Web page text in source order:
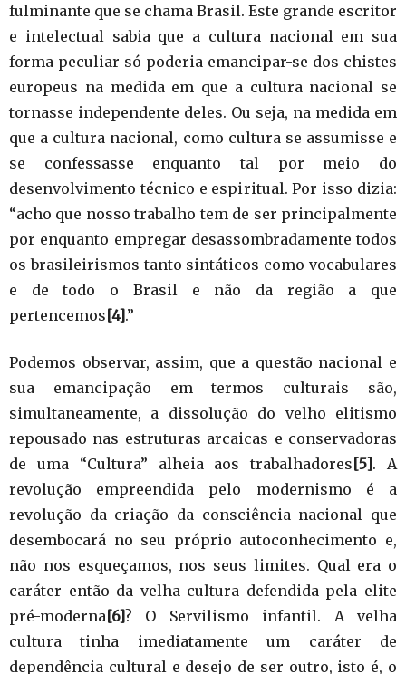
fulminante que se chama Brasil. Este grande escritor
e intelectual sabia que a cultura nacional em sua
forma peculiar só poderia emancipar-se dos chistes
europeus na medida em que a cultura nacional se
tornasse independente deles. Ou seja, na medida em
que a cultura nacional, como cultura se assumisse e
se confessasse enquanto tal por meio do
desenvolvimento técnico e espiritual. Por isso dizia:
“acho que nosso trabalho tem de ser principalmente
por enquanto empregar desassombradamente todos
os brasileirismos tanto sintáticos como vocabulares
e de todo o Brasil e não da região a que
pertencemos[4].”
Podemos observar, assim, que a questão nacional e
sua emancipação em termos culturais são,
simultaneamente, a dissolução do velho elitismo
repousado nas estruturas arcaicas e conservadoras
de uma “Cultura” alheia aos trabalhadores[5]. A
revolução empreendida pelo modernismo é a
revolução da criação da consciência nacional que
desembocará no seu próprio autoconhecimento e,
não nos esqueçamos, nos seus limites. Qual era o
caráter então da velha cultura defendida pela elite
pré-moderna[6]? O Servilismo infantil. A velha
cultura tinha imediatamente um caráter de
dependência cultural e desejo de ser outro, isto é, o